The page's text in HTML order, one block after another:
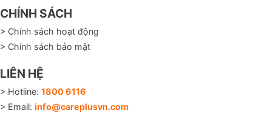
CHÍNH SÁCH
> Chính sách hoạt động
> Chính sách bảo mật
LIÊN HỆ
> Hotline: 1800 6116
> Email: info@careplusvn.com